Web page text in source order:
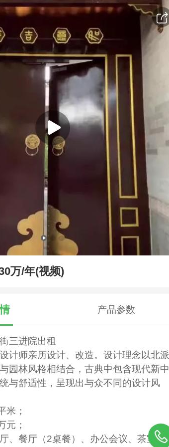
万/年(视频)
产品参数
三进院出租
计师亲历设计、改造。设计理念以北派
园林风格相结合，古典中包含现代新中
与舒适性，呈现出与众不同的设计风
米；
元；
、餐厅（2桌餐）、办公会议、茶室、